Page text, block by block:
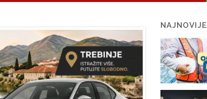
NAJNOVIJE